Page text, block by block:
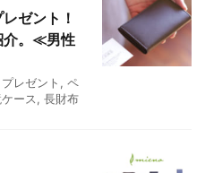
ゼント！
介。≪男性
プレゼント , ペ
ース, 長財布